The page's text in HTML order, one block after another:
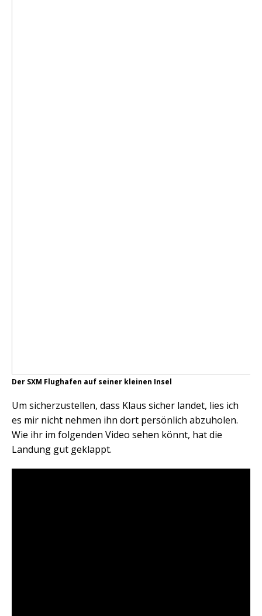
Der SXM Flughafen auf seiner kleinen Insel
Um sicherzustellen, dass Klaus sicher landet, lies ich
es mir nicht nehmen ihn dort persönlich abzuholen.
Wie ihr im folgenden Video sehen könnt, hat die
Landung gut geklappt.